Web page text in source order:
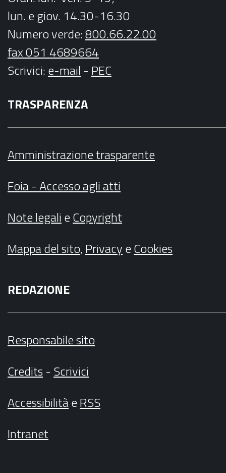
lun. e giov. 14.30-16.30
Numero verde:800.66.22.00
fax 051 4689664
Scrivici:e-mail - PEC
TRASPARENZA
Amministrazione trasparente
Foia - Accesso agli atti
Note legalieCopyright
Mappa del sito,PrivacyeCookies
REDAZIONE
Responsabile sito
Credits- Scrivici
AccessibilitàeRSS
Intranet